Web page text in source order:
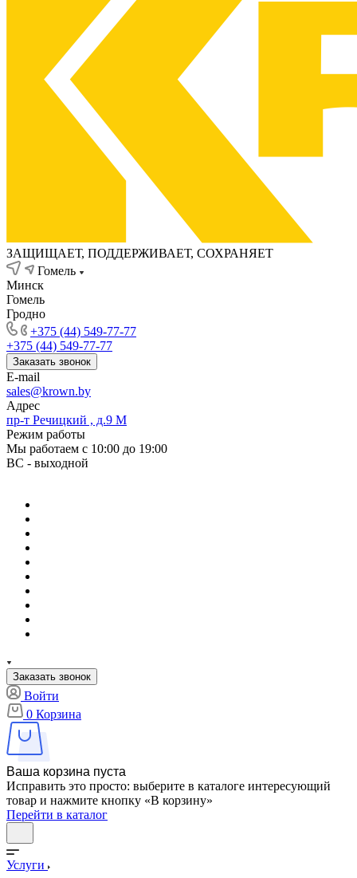
ЗАЩИЩАЕТ, ПОДДЕРЖИВАЕТ, СОХРАНЯЕТ
Гомель
Минск
Гомель
Гродно
+375 (44) 549-77-77
+375 (44) 549-77-77
Заказать звонок
E-mail
sales@krown.by
Адрес
пр-т Речицкий , д.9 М
Режим работы
Мы работаем с 10:00 до 19:00
ВС - выходной
Заказать звонок
Войти
0 Корзина
Ваша корзина пуста
Исправить это просто: выберите в каталоге интересующий
товар и нажмите кнопку «В корзину»
Перейти в каталог
Услуги